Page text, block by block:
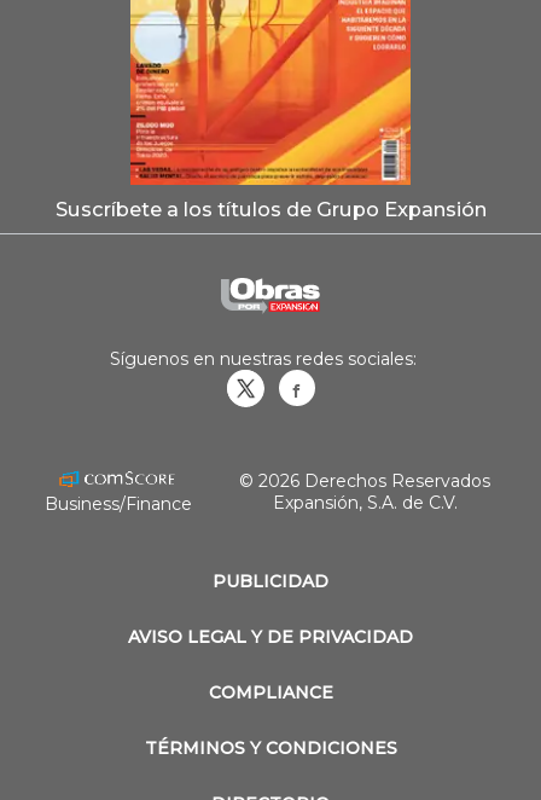
Suscríbete a los títulos de Grupo Expansión
PUBLICIDAD
AVISO LEGAL Y DE PRIVACIDAD
COMPLIANCE
TÉRMINOS Y CONDICIONES
Síguenos en nuestras redes sociales:
Business/Finance
© 2026 Derechos Reservados
Expansión, S.A. de C.V.